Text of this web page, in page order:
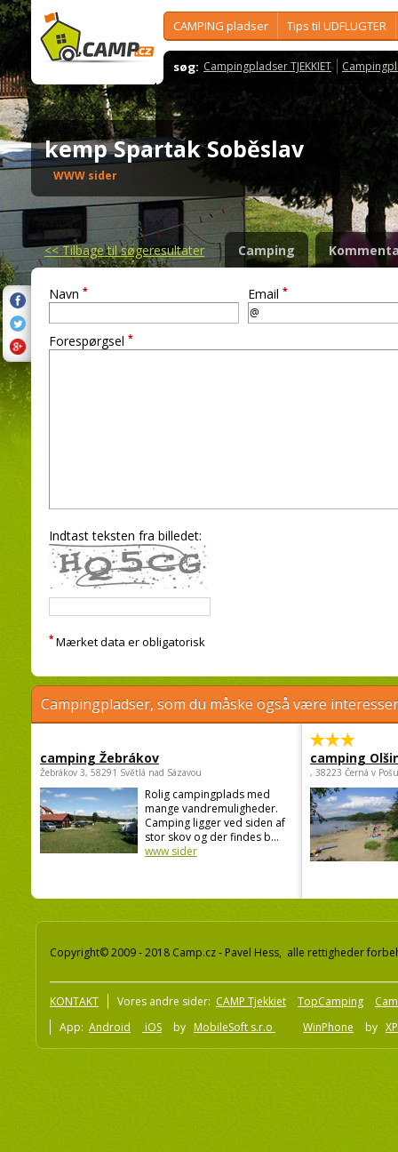
CAMPING pladser Tips til UDFLUGTER
søg: Campingpladser TJEKKIET
kemp Spartak Soběslav
WWW sider
<<Tilbage til søgeresultater Camping
Navn * Email *
Forespørgsel *
Indtast teksten fra billedet:
* Mærket data er obligatorisk
Campingpladser, som du måske også være
camping Žebrákov
Žebrákov 3, 58291 Světlá nad Sázavou
Rolig campingplads med
mange vandremuligheder.
Camping ligger ved siden af
stor skov og der findes b...
www sider
camping
, 38223 Černá v
Copyright© 2009 - 2018 Camp.cz - Pavel Hess, alle rettigheder
KONTAKT Vores andre sider: CAMP Tjekkiet TopCamping
App: Android iOS by MobileSoft s.r.o WinPhone by